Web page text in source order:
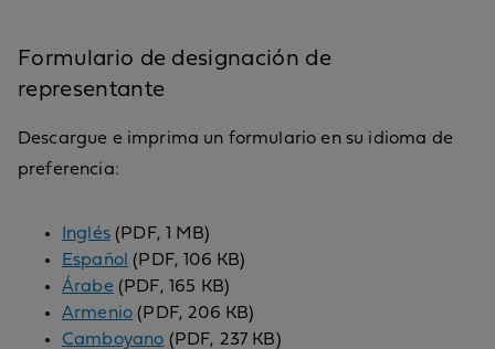
Formulario de designación de
representante
Descargue e imprima un formulario en su idioma de
preferencia:
Inglés(PDF, 1 MB)
Español (PDF, 106 KB)
Árabe (PDF, 165 KB)
Armenio (PDF, 206 KB)
Camboyano (PDF, 237 KB)